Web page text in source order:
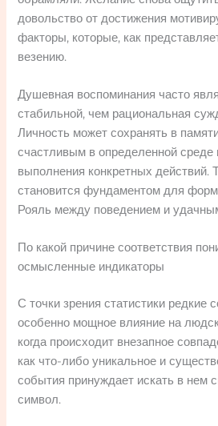
довольство от достижения
факторы, которые, как
везению.
Душевная воспоминания часто
стабильной, чем рациональная
Личность может сохранять в
счастливым в определенной среде
выполнения конкретных действий.
становится фундаментом для
Рояль между поведением и
По какой причине соответствия
осмысленные индикаторы
С точки зрения статистики редкие
особенно мощное влияние на
когда происходит внезапное
как что-либо уникальное и
события принуждает искать в нем
символ.